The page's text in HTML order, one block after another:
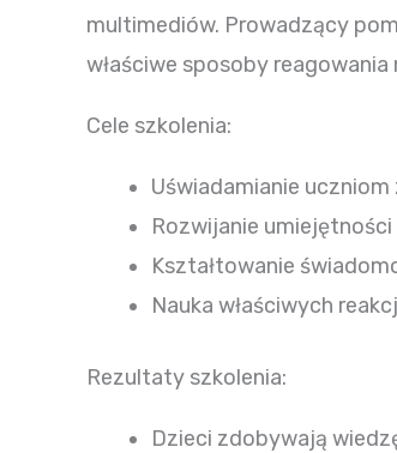
multimediów. Prowadzący
właściwe sposoby
Cele szkolenia:
Uświadamianie
Rozwijanie
Kształtowanie
Nauka właściwych
Rezultaty szkolenia:
Dzieci zdobywają